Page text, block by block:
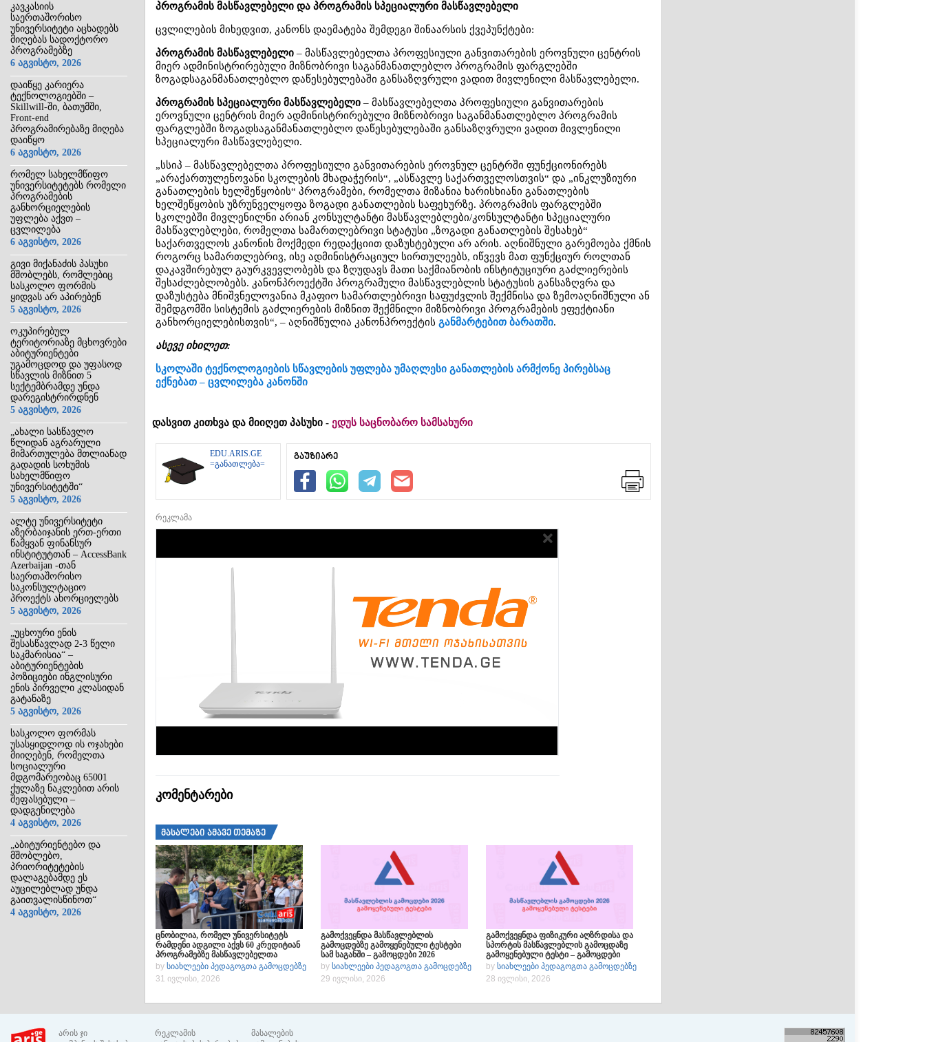
კავკასიის
საერთაშორისო
უნივერსიტეტი აცხადებს
მიღებას სადოქტორო
პროგრამებზე
6 აგვისტო, 2026
დაიწყე კარიერა
ტექნოლოგიებში –
Skillwill-ში, ბათუმში,
Front-end
პროგრამირებაზე მიღება
დაიწყო
6 აგვისტო, 2026
რომელ სახელმწიფო
უნივერსიტეტებს რომელი
პროგრამების
განხორციელების
უფლება აქვთ –
ცვლილება
6 აგვისტო, 2026
გივი მიქანაძის პასუხი
მშობლებს, რომლებიც
სასკოლო ფორმის
ყიდვას არ აპირებენ
5 აგვისტო, 2026
ოკუპირებულ
ტერიტორიაზე მცხოვრები
აბიტურიენტები
უგამოცდოდ და უფასოდ
სწავლის მიზნით 5
სექტემბრამდე უნდა
დარეგისტრირდნენ
5 აგვისტო, 2026
„ახალი სასწავლო
წლიდან აგრარული
მიმართულება მთლიანად
გადადის სოხუმის
სახელმწიფო
უნივერსიტეტში“
5 აგვისტო, 2026
ალტე უნივერსიტეტი
აზერბაიჯანის ერთ-ერთი
წამყვან ფინანსურ
ინსტიტუტთან – AccessBank
Azerbaijan -თან
საერთაშორისო
საკონსულტაციო
პროექტს ახორციელებს
5 აგვისტო, 2026
„უცხოური ენის
შესასწავლად 2-3 წელი
საკმარისია“ –
აბიტურიენტების
პოზიციები ინგლისური
ენის პირველი კლასიდან
გატანაზე
5 აგვისტო, 2026
სასკოლო ფორმას
უსასყიდლოდ ის ოჯახები
მიიღებენ, რომელთა
სოციალური
მდგომარეობაც 65001
ქულაზე ნაკლებით არის
შეფასებული –
დადგენილება
4 აგვისტო, 2026
„აბიტურიენტებო და
მშობლებო,
პრიორიტეტების
დალაგებამდე ეს
აუცილებლად უნდა
გაითვალისწინოთ“
4 აგვისტო, 2026
პროგრამის მასწავლებელი და პროგრამის სპეციალური მასწავლებელი
ცვლილების მიხედვით, კანონს დაემატება შემდეგი შინაარსის ქვეპუნქტები:
პროგრამის მასწავლებელი – მასწავლებელთა პროფესიული განვითარების ეროვნული ცენტრის
მიერ ადმინისტრირებული მიზნობრივი საგანმანათლებლო პროგრამის ფარგლებში
ზოგადსაგანმანათლებლო დაწესებულებაში განსაზღვრული ვადით მივლენილი მასწავლებელი.
პროგრამის სპეციალური მასწავლებელი – მასწავლებელთა პროფესიული განვითარების
ეროვნული ცენტრის მიერ ადმინისტრირებული მიზნობრივი საგანმანათლებლო პროგრამის
ფარგლებში ზოგადსაგანმანათლებლო დაწესებულებაში განსაზღვრული ვადით მივლენილი
სპეციალური მასწავლებელი.
„სსიპ – მასწავლებელთა პროფესიული განვითარების ეროვნულ ცენტრში ფუნქციონირებს
„არაქართულენოვანი სკოლების მხადაჭერის“, „ასწავლე საქართველოსთვის“ და „ინკლუზიური
განათლების ხელშეწყობის“ პროგრამები, რომელთა მიზანია ხარისხიანი განათლების
ხელშეწყობის უზრუნველყოფა ზოგადი განათლების საფეხურზე. პროგრამის ფარგლებში
სკოლებში მივლენილნი არიან კონსულტანტი მასწავლებლები/კონსულტანტი სპეციალური
მასწავლებლები, რომელთა სამართლებრივი სტატუსი „ზოგადი განათლების შესახებ“
საქართველოს კანონის მოქმედი რედაქციით დაზუსტებული არ არის. აღნიშნული გარემოება ქმნის
როგორც სამართლებრივ, ისე ადმინისტრაციულ სირთულეებს, იწვევს მათ ფუნქციურ როლთან
დაკავშირებულ გაურკვევლობებს და ზღუდავს მათი საქმიანობის ინსტიტუციური გაძლიერების
შესაძლებლობებს. კანონპროექტში პროგრამული მასწავლებლის სტატუსის განსაზღვრა და
დაზუსტება მნიშვნელოვანია მკაფიო სამართლებრივი საფუძვლის შექმნისა და ზემოაღნიშნული ან
შემდგომში სისტემის გაძლიერების მიზნით შექმნილი მიზნობრივი პროგრამების ეფექტიანი
განხორციელებისთვის“, – აღნიშნულია კანონპროექტის განმარტებით ბარათში.
ასევე იხილეთ:
სკოლაში ტექნოლოგიების სწავლების უფლება უმაღლესი განათლების არმქონე პირებსაც
ექნებათ – ცვლილება კანონში
დასვით კითხვა და მიიღეთ პასუხი - ედუს საცნობარო სამსახური
EDU.ARIS.GE
=განათლება=
გაუზიარე
რეკლამა
კომენტარები
მასალები ამავე თემაზე
ცნობილია, რომელ უნივერსიტეტს
რამდენი ადგილი აქვს 60 კრედიტიან
პროგრამებზე მასწავლებელთა
მოსამზადებლად – ცნობარი
by სიახლეები პედაგოგთა გამოცდებზე
31 ივლისი, 2026
გამოქვეყნდა მასწავლებლის
გამოცდებზე გამოყენებული ტესტები
სამ საგანში – გამოცდები 2026
by სიახლეები პედაგოგთა გამოცდებზე
29 ივლისი, 2026
გამოქვეყნდა ფიზიკური აღზრდისა და
სპორტის მასწავლებლის გამოცდაზე
გამოყენებული ტესტი – გამოცდები
2026
by სიახლეები პედაგოგთა გამოცდებზე
28 ივლისი, 2026
არის ჯი
რეკლამის
მასალების